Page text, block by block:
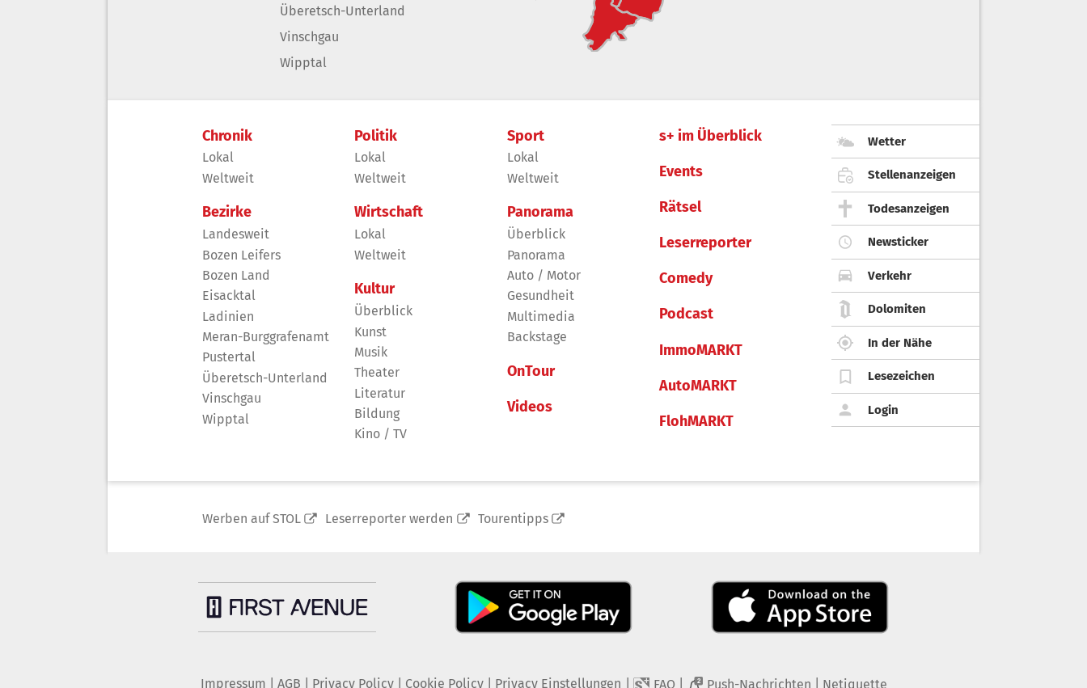
Überetsch-Unterland
Vinschgau
Wipptal
Chronik
Lokal
Weltweit
Bezirke
Landesweit
Bozen Leifers
Bozen Land
Eisacktal
Ladinien
Meran-Burggrafenamt
Pustertal
Überetsch-Unterland
Vinschgau
Wipptal
Politik
Lokal
Weltweit
Wirtschaft
Lokal
Weltweit
Kultur
Überblick
Kunst
Musik
Theater
Literatur
Bildung
Kino / TV
Sport
Lokal
Weltweit
Panorama
Überblick
Panorama
Auto / Motor
Gesundheit
Multimedia
Backstage
OnTour
Videos
s+ im Überblick
Events
Rätsel
Leserreporter
Comedy
Podcast
ImmoMARKT
AutoMARKT
FlohMARKT
Wetter
Stellenanzeigen
Todesanzeigen
Newsticker
Verkehr
Dolomiten
In der Nähe
Lesezeichen
Login
Werben auf STOL Leserreporter werden Tourentipps
Impressum AGB Privacy Policy| Cookie Policy| Privacy Einstellungen FAQ 2 Push-Nachrichten Netiquette